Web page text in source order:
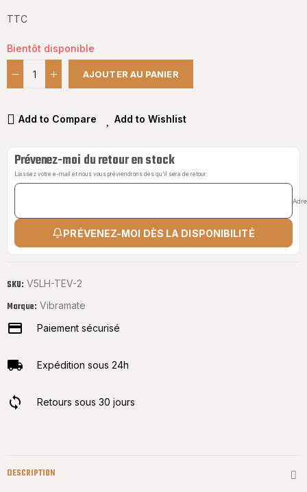
TTC
Bientôt disponible
AJOUTER AU PANIER
Add to Compare Add to Wishlist
Prévenez-moi du retour en stock
Laissez votre e-mail et nous vous préviendrons dès qu'il sera de retour.
PRÉVENEZ-MOI DÈS LA DISPONIBILITÉ
SKU: V5LH-TEV-2
Marque: Vibramate
Paiement sécurisé
Expédition sous 24h
Retours sous 30 jours
DESCRIPTION